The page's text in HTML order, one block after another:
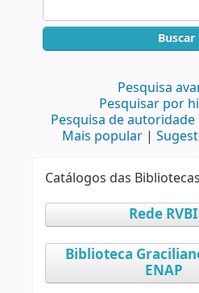
Buscar
Pesquisa
Pesquisar por
Pesquisa de autoridade
Mais popular
Catálogos das
Rede RVBI
Biblioteca
ENAP